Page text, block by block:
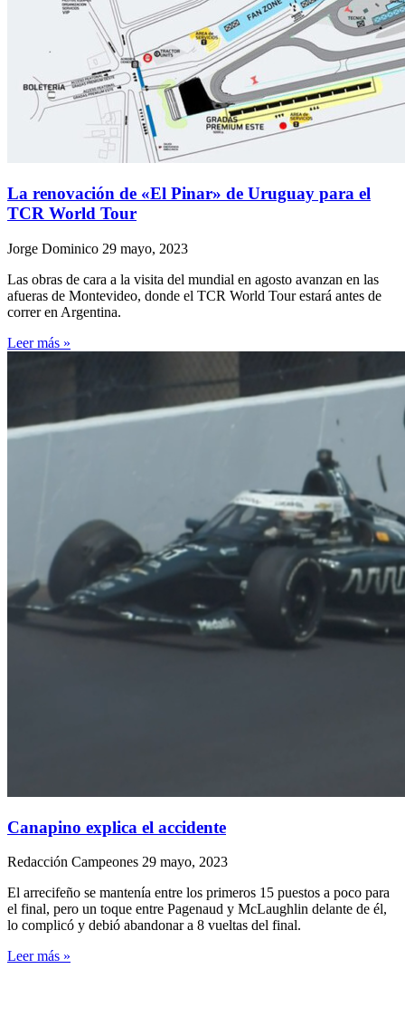
La renovación de «El Pinar» de Uruguay para el
TCR World Tour
Jorge Dominico 29 mayo, 2023
Las obras de cara a la visita del mundial en agosto avanzan en las
afueras de Montevideo, donde el TCR World Tour estará antes de
correr en Argentina.
Leer más »
Canapino explica el accidente
Redacción Campeones 29 mayo, 2023
El arrecifeño se mantenía entre los primeros 15 puestos a poco para
el final, pero un toque entre Pagenaud y McLaughlin delante de él,
lo complicó y debió abandonar a 8 vueltas del final.
Leer más »